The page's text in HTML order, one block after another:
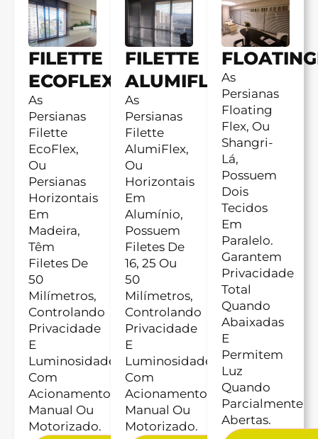
FILETTE
ECOFLEX
As
Persianas
Filette
EcoFlex,
Ou
Persianas
Horizontais
Em
Madeira,
Têm
Filetes De
50
Milímetros,
Controlando
Privacidade
E
Luminosidade,
Com
Acionamento
Manual Ou
Motorizado.
FILETTE
ALUMIFLEX
As
Persianas
Filette
AlumiFlex,
Ou
Horizontais
Em
Alumínio,
Possuem
Filetes De
16, 25 Ou
50
Milímetros,
Controlando
Privacidade
E
Luminosidade
Com
Acionamento
Manual Ou
Motorizado.
As
Persianas
Floating
Flex, Ou
Shangri-
Lá,
Possuem
Dois
Tecidos
Em
Paralelo.
Garantem
Privacidade
Total
Quando
Abaixadas
E
Permitem
Luz
Quando
Parcialmente
Abertas.